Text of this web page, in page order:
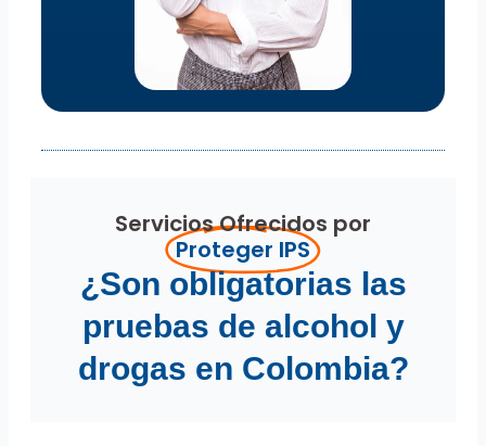
Servicios Ofrecidos por
Proteger IPS
¿Son obligatorias las
pruebas de alcohol y
drogas en Colombia?